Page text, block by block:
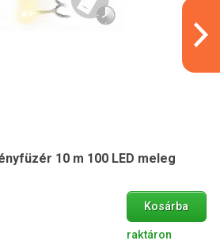
10 m 100 LED meleg
Kosárba
raktáron